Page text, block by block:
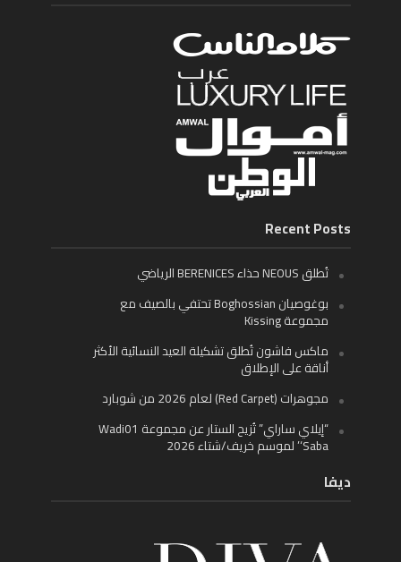
Recent Posts
تُطلق NEOUS حذاء BERENICES الرياضي
بوغوصيان Boghossian تحتفي بالصيف مع
مجموعة Kissing
ماكس فاشون تُطلق تشكيلة العيد النسائية الأكثر
أناقة على الإطلاق
مجوهرات (Red Carpet) لعام 2026 من شوبارد
“إيلاي ساراي” تُزيح الستار عن مجموعة Wadi01
‘Saba’ لموسم خريف/شتاء 2026
ديفا